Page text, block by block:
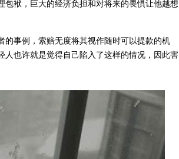
袱，巨大的经济负担和对将来的畏惧让他越想
的事例，索赔无度将其视作随时可以提款的机
也许就是觉得自己陷入了这样的情况，因此害